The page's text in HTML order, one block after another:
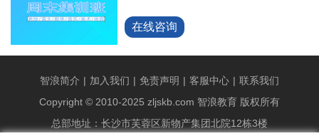
在线咨询
智浪简介 | 加入我们 | 免责声明 | 客服中心 | 联系我们
Copyright © 2010-2025 zljskb.com 智浪教育 版权所有
总部地址：长沙市芙蓉区新物产集团北院12栋3楼